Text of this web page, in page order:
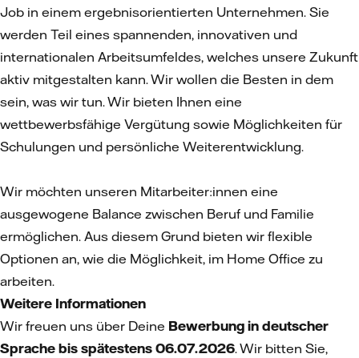
Job in einem ergebnisorientierten Unternehmen. Sie
werden Teil eines spannenden, innovativen und
internationalen Arbeitsumfeldes, welches unsere Zukunft
aktiv mitgestalten kann. Wir wollen die Besten in dem
sein, was wir tun. Wir bieten Ihnen eine
wettbewerbsfähige Vergütung sowie Möglichkeiten für
Schulungen und persönliche Weiterentwicklung.
Wir möchten unseren Mitarbeiter:innen eine
ausgewogene Balance zwischen Beruf und Familie
ermöglichen. Aus diesem Grund bieten wir flexible
Optionen an, wie die Möglichkeit, im Home Office zu
arbeiten.
Weitere Informationen
Wir freuen uns über Deine Bewerbung in deutscher
Sprache bis spätestens 06.07.2026. Wir bitten Sie,